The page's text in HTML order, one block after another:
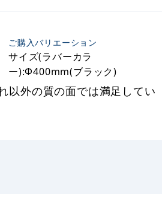
ご購入バリエーション
サイズ(ラバーカラ
ー):Φ400mm(ブラック)
以外の質の面では満足してい